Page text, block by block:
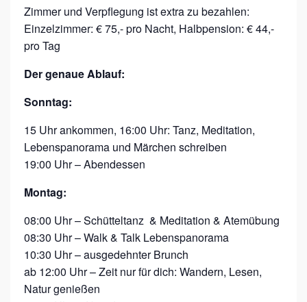
Zimmer und Verpflegung ist extra zu bezahlen:
Einzelzimmer: € 75,- pro Nacht, Halbpension: € 44,-
pro Tag
Der genaue Ablauf:
Sonntag:
15 Uhr ankommen, 16:00 Uhr: Tanz, Meditation,
Lebenspanorama und Märchen schreiben
19:00 Uhr – Abendessen
Montag:
08:00 Uhr – Schütteltanz & Meditation & Atemübung
08:30 Uhr – Walk & Talk Lebenspanorama
10:30 Uhr – ausgedehnter Brunch
ab 12:00 Uhr – Zeit nur für dich: Wandern, Lesen,
Natur genießen